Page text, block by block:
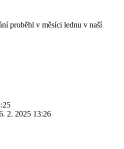
proběhl v měsíci lednu v naší
2. 2025 13:26